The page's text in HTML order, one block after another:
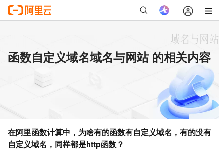
函数自定义域名域名与网站 的相关内容
在阿里函数计算中，为啥有的函数有自定义域名，有的没有
自定义域名，同样都是http函数？